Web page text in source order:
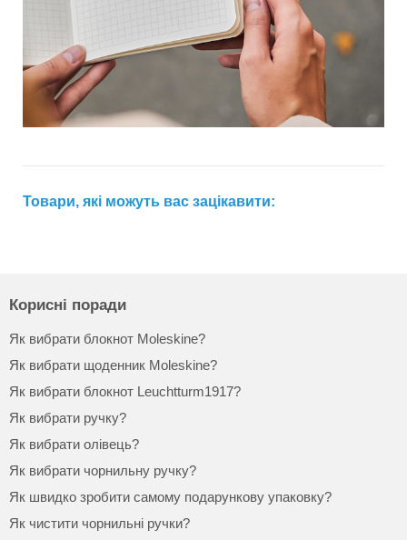
Товари, які можуть вас зацікавити:
Корисні поради
Як вибрати блокнот Moleskine?
Як вибрати щоденник Moleskine?
Як вибрати блокнот Leuchtturm1917?
Як вибрати ручку?
Як вибрати олівець?
Як вибрати чорнильну ручку?
Як швидко зробити самому подарункову упаковку?
Як чистити чорнильні ручки?